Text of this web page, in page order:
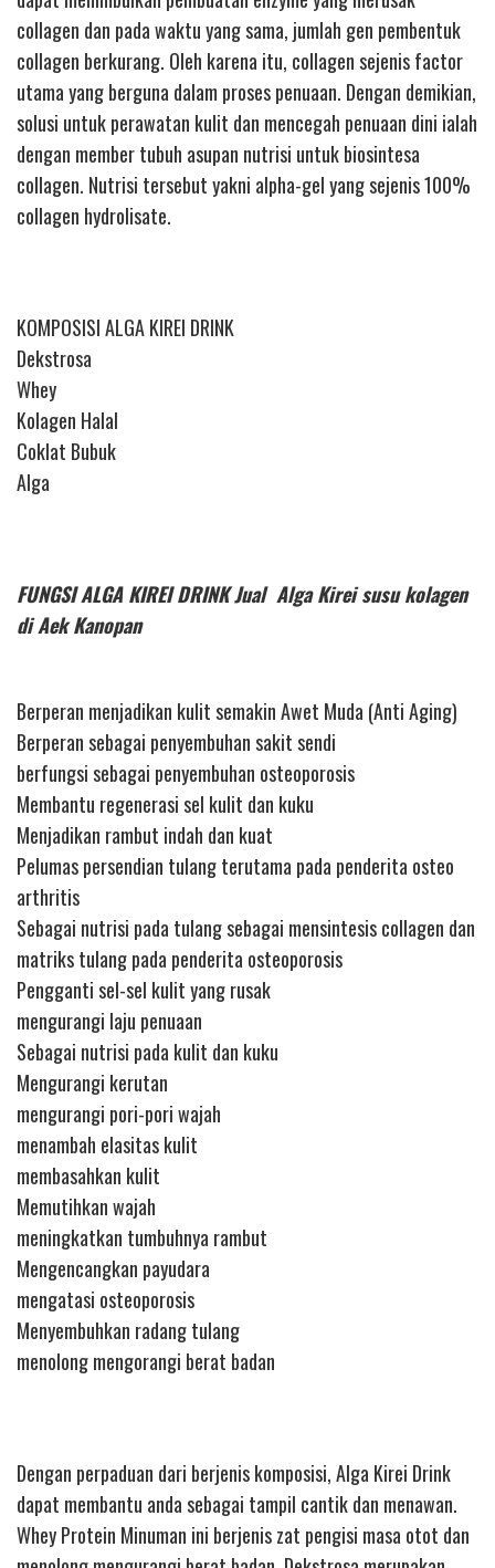
collagen dan pada waktu yang sama, jumlah gen pembentuk
collagen berkurang. Oleh karena itu, collagen sejenis factor
utama yang berguna dalam proses penuaan. Dengan demikian,
solusi untuk perawatan kulit dan mencegah penuaan dini ialah
dengan member tubuh asupan nutrisi untuk biosintesa
collagen. Nutrisi tersebut yakni alpha-gel yang sejenis 100%
collagen hydrolisate.
KOMPOSISI ALGA KIREI DRINK
Dekstrosa
Whey
Kolagen Halal
Coklat Bubuk
Alga
FUNGSI ALGA KIREI DRINK Jual Alga Kirei susu kolagen
di Aek Kanopan
Berperan menjadikan kulit semakin Awet Muda (Anti Aging)
Berperan sebagai penyembuhan sakit sendi
berfungsi sebagai penyembuhan osteoporosis
Membantu regenerasi sel kulit dan kuku
Menjadikan rambut indah dan kuat
Pelumas persendian tulang terutama pada penderita osteo
arthritis
Sebagai nutrisi pada tulang sebagai mensintesis collagen dan
matriks tulang pada penderita osteoporosis
Pengganti sel-sel kulit yang rusak
mengurangi laju penuaan
Sebagai nutrisi pada kulit dan kuku
Mengurangi kerutan
mengurangi pori-pori wajah
menambah elasitas kulit
membasahkan kulit
Memutihkan wajah
meningkatkan tumbuhnya rambut
Mengencangkan payudara
mengatasi osteoporosis
Menyembuhkan radang tulang
menolong mengorangi berat badan
Dengan perpaduan dari berjenis komposisi, Alga Kirei Drink
dapat membantu anda sebagai tampil cantik dan menawan.
Whey Protein Minuman ini berjenis zat pengisi masa otot dan